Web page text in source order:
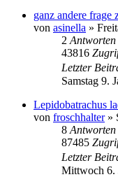
ganz andere frage
von asinella »
2 Antworten
43816
Letzter
Samstag 9.
Lepidobatrachus
von froschhalter»
8 Antworten
87485
Letzter
Mittwoch 6.